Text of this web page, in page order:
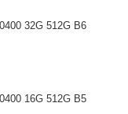
32G 512G B6
16G 512G B5